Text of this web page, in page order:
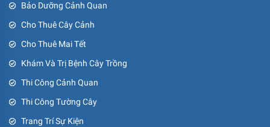
Bảo Dưỡng Cảnh Quan
Cho Thuê Cây Cảnh
Cho Thuê Mai Tết
Khám Và Trị Bệnh Cây Trồng
Thi Công Cảnh Quan
Thi Công Tường Cây
Trang Trí Sự Kiện